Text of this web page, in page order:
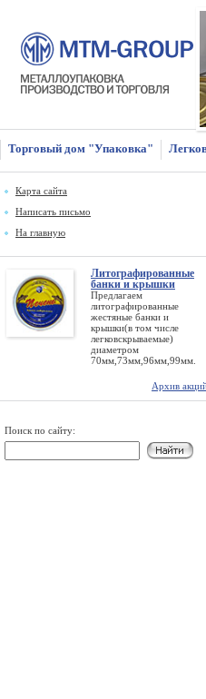
Торговый дом "Упаковка"
Карта сайта
Написать письмо
На главную
Литографированные
банки и крышки
Предлагаем
литографированные
жестяные банки и
крышки(в том числе
легковскрываемые)
диаметром
70мм,73мм,96мм,99мм.
Архив
Поиск по сайту: